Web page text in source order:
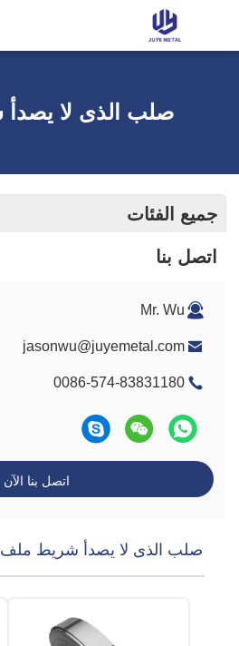
صلب الذى لا
جميع الفئات
اتصل بنا
Mr. Wu
jasonwu@juyemetal.com
0086-574-83831180
اتصل بنا الآن
صلب الذى لا يصدأ شريط ملف